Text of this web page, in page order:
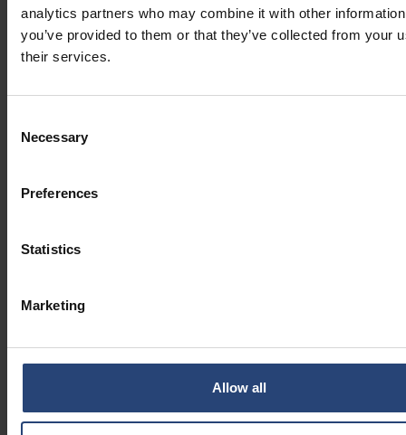
analytics partners who may combine it with other
you’ve provided to them or that they’ve collected from your
their services.
Selection
Necessary
Preferences
Statistics
Marketing
Allow all